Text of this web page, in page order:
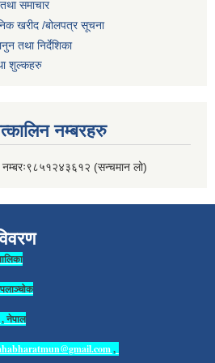
समाचार
खरीद /बोलपत्र सूचना
तथा निर्देशिका
शुल्कहरु
नम्बरहरु
नम्बरः९८५१२४३६१२ (सन्चमान लो)
, नेपाल
,